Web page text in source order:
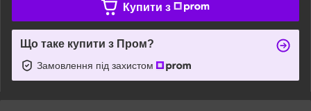
Купити з
Що таке купити з Пром?
Замовлення під захистом